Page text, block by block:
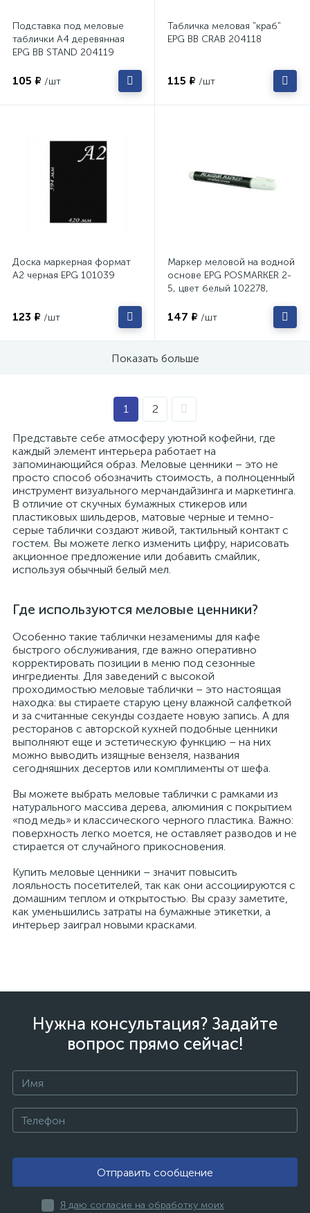
Подставка под меловые
таблички А4 деревянная
EPG BB STAND 204119
105 ₽ /шт
Табличка меловая "краб"
EPG BB CRAB 204118
115 ₽ /шт
Доска маркерная формат
А2 черная EPG 101039
123 ₽ /шт
Маркер меловой на водной
основе EPG POSMARKER 2-
5, цвет белый 102278,
147 ₽ /шт
Показать больше
1 2
Представьте себе атмосферу уютной кофейни, где
каждый элемент интерьера работает на
запоминающийся образ. Меловые ценники – это не
просто способ обозначить стоимость, а полноценный
инструмент визуального мерчандайзинга и маркетинга.
В отличие от скучных бумажных стикеров или
пластиковых шильдеров, матовые черные и темно-
серые таблички создают живой, тактильный контакт с
гостем. Вы можете легко изменить цифру, нарисовать
акционное предложение или добавить смайлик,
используя обычный белый мел.
Где используются меловые ценники?
Особенно такие таблички незаменимы для кафе
быстрого обслуживания, где важно оперативно
корректировать позиции в меню под сезонные
ингредиенты. Для заведений с высокой
проходимостью меловые таблички – это настоящая
находка: вы стираете старую цену влажной салфеткой
и за считанные секунды создаете новую запись. А для
ресторанов с авторской кухней подобные ценники
выполняют еще и эстетическую функцию – на них
можно выводить изящные вензеля, названия
сегодняшних десертов или комплименты от шефа.
Вы можете выбрать меловые таблички с рамками из
натурального массива дерева, алюминия с покрытием
«под медь» и классического черного пластика. Важно:
поверхность легко моется, не оставляет разводов и не
стирается от случайного прикосновения.
Купить меловые ценники – значит повысить
лояльность посетителей, так как они ассоциируются с
домашним теплом и открытостью. Вы сразу заметите,
как уменьшились затраты на бумажные этикетки, а
интерьер заиграл новыми красками.
Нужна консультация? Задайте
вопрос прямо сейчас!
Отправить сообщение
Я даю согласие на обработку моих